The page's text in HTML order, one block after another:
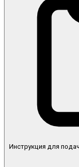
Инструкция для